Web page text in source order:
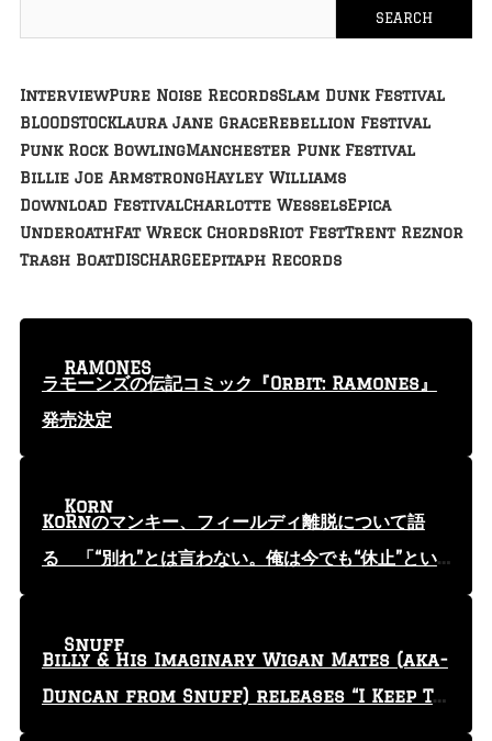
InterviewPure Noise RecordsSlam Dunk Festival
BLOODSTOCKLaura Jane GraceRebellion Festival
Punk Rock BowlingManchester Punk Festival
Billie Joe ArmstrongHayley Williams
Download FestivalCharlotte WesselsEpica
UnderoathFat Wreck ChordsRiot FestTrent Reznor
Trash BoatDISCHARGEEpitaph Records
ラモーンズの伝記コミック『Orbit: Ramones』
発売決定
RAMONES
KoRnのマンキー、フィールディ離脱について語
る 「“別れ”とは言わない。俺は今でも“休止”とい
Korn
Billy & His Imaginary Wigan Mates (aka-
Duncan from Snuff) releases “I Keep Tr
Snuff